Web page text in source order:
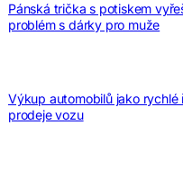
Pánská trička s potiskem
problém s dárky pro muže
Výkup automobilů jako rychlé
prodeje vozu